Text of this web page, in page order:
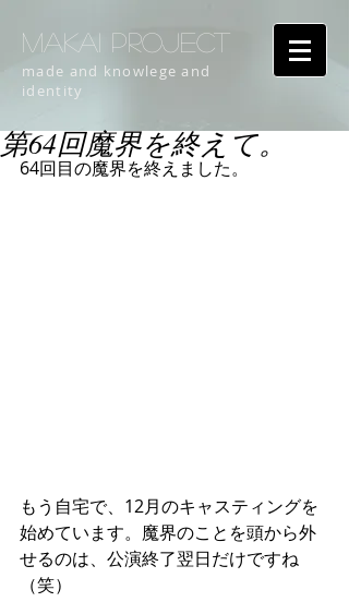
MAKAI PROJECT
made and knowlege and
identity
第64回魔界を終えて。
64回目の魔界を終えました。
もう自宅で、12月のキャスティングを
始めています。魔界のことを頭から外
せるのは、公演終了翌日だけですね
（笑）